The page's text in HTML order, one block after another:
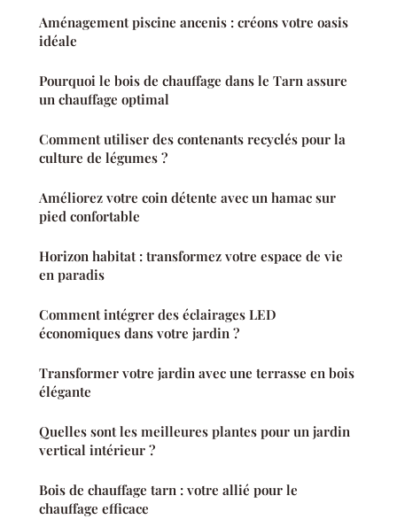
Aménagement piscine ancenis : créons votre oasis
idéale
Pourquoi le bois de chauffage dans le Tarn assure
un chauffage optimal
Comment utiliser des contenants recyclés pour la
culture de légumes ?
Améliorez votre coin détente avec un hamac sur
pied confortable
Horizon habitat : transformez votre espace de vie
en paradis
Comment intégrer des éclairages LED
économiques dans votre jardin ?
Transformer votre jardin avec une terrasse en bois
élégante
Quelles sont les meilleures plantes pour un jardin
vertical intérieur ?
Bois de chauffage tarn : votre allié pour le
chauffage efficace